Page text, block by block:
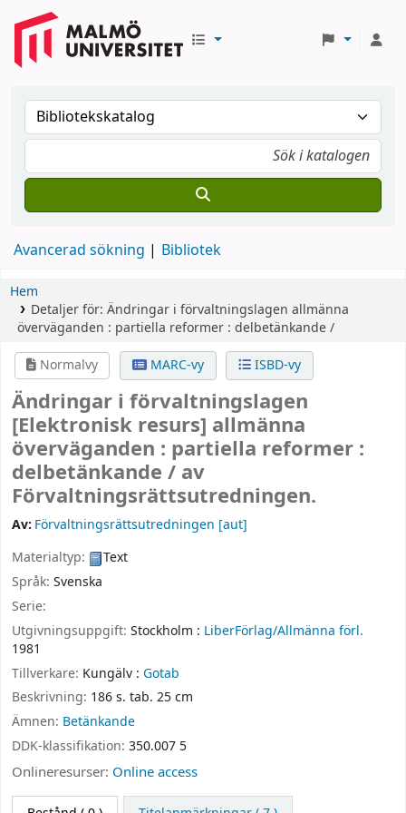
Avancerad sökning Bibliotek
Hem
Detaljer för: Ändringar i förvaltningslagen allmänna
överväganden : partiella reformer : delbetänkande /
Normalvy
MARC-vy ISBD-vy
Ändringar i förvaltningslagen
[Elektronisk resurs] allmänna
överväganden : partiella reformer :
delbetänkande / av
Förvaltningsrättsutredningen.
Av: Förvaltningsrättsutredningen [aut]
Materialtyp:
Text
Språk: Svenska
Serie:
Utgivningsuppgift: Stockholm : LiberFörlag/Allmänna förl.
1981
Tillverkare: Kungälv : Gotab
Beskrivning: 186 s. tab. 25 cm
Ämnen: Betänkande
DDK-klassifikation: 350.007 5
Onlineresurser: Online access